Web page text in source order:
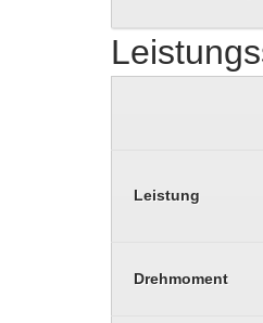
Leistung
Drehmoment